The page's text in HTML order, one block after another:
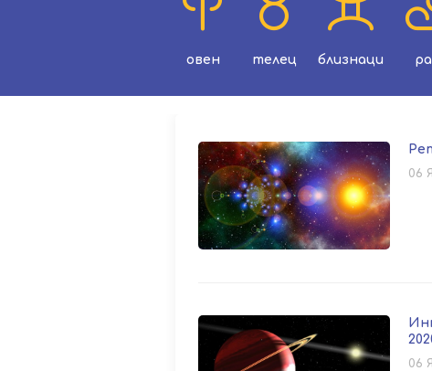
овен телец близнаци
06
06